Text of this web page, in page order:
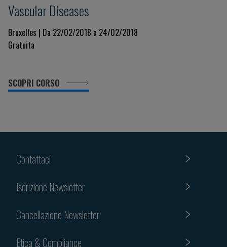
Vascular Diseases
Bruxelles | Da 22/02/2018 a 24/02/2018
Gratuita
SCOPRI CORSO
Contattaci
Iscrizione Newsletter
Cancellazione Newsletter
Etica & Compliance